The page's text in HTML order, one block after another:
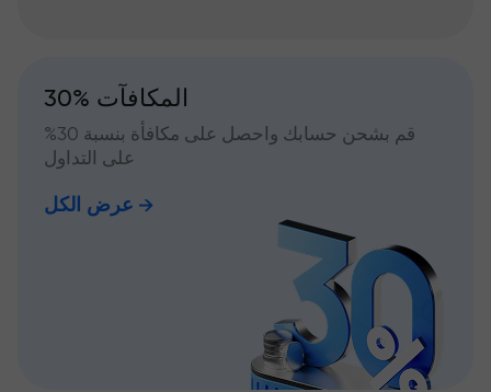
30% المكافآت
قم بشحن حسابك واحصل على مكافأة بنسبة 30%
على التداول
عرض الكل